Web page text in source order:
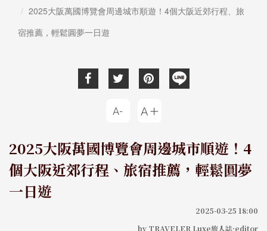
2025大阪萬國博覽會周邊城市順遊！4個大阪近郊行程、旅
宿推薦，輕鬆圓夢一日遊
2025大阪萬國博覽會周邊城市順遊！4
個大阪近郊行程、旅宿推薦，輕鬆圓夢
一日遊
2025-03-25 18:00
by TRAVELER Luxe旅人誌·editor